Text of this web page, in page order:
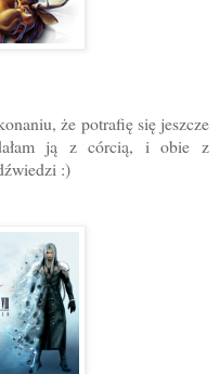
że potrafię się jeszcze
ją z córcią, i obie z
:)